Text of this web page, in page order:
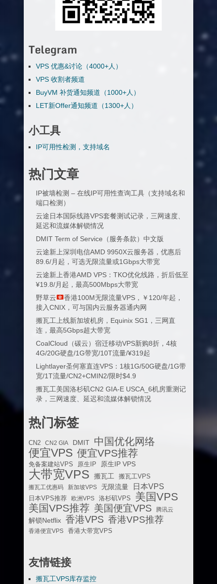
Telegram
VPS 优惠&讨论（4000+人）
VPS 收割者频道
BuyVM 补货通知频道（1000+人）
LET新Offer通知频道（1300+人）
小工具
IP可用性检测，支持域名
热门文章
IP被墙检测 – 在线IP可用性查询工具（支持域名和
端口检测）
云途日本国际线路VPS套餐测试记录，三网速度、
延迟和流媒体解锁情况
DMIT Term of Service（服务条款）中文版
云途新上深圳电信AMD 9950X云服务器，优惠后
89.6/月起，可选无限流量或1Gbps大带宽
云途新上香港AMD VPS：TKO优化线路，折后低至
¥19.8/月起，最高500Mbps大带宽
野草云
香港100M无限流量VPS，￥120/年起，
接入CNIX，可与国内云服务器通内网
搬瓦工上线新加坡机房，Equinix SG1，三网直
连，最高5Gbps超大带宽
CoalCloud（碳云）宿迁移动VPS新购8折，4核
4G/20G硬盘/1G带宽/10T流量/¥319起
Lightlayer圣何塞直连VPS：1核1G/50G硬盘/1G带
宽/1T流量/CN2+CMIN2/限时$4.9
搬瓦工美国洛杉矶CN2 GIA-E USCA_6机房重测记
录，三网速度、延迟和流媒体解锁情况
热门标签
CN2 CN2 GIA DMIT 中国优化网络
便宜VPS 便宜VPS推荐
免备案建站VPS 原生IP 原生IP VPS
大带宽VPS 搬瓦工
搬瓦工VPS
搬瓦工优惠码
新加坡VPS 无限流量 日本VPS
日本VPS推荐 欧洲VPS 洛杉矶VPS 美国VPS
美国VPS推荐 美国便宜VPS 腾讯云
解锁Netflix 香港VPS 香港VPS推荐
香港便宜VPS 香港大带宽VPS
友情链接
搬瓦工VPS库存监控